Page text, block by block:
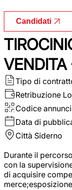
Candidati
Tipo di
Retribuzione
Codice
Data di
Città Siderno
Durante il
con la
di acquisire